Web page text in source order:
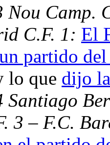
Nou Camp.
C.F. 1: El
partido
lo que dijo
Santiago
3 – F.C.